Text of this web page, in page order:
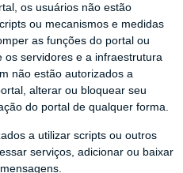
os usuários não estão
ou mecanismos e medidas
as funções do portal ou
servidores e a infraestrutura
não estão autorizados a
alterar ou bloquear seu
do portal de qualquer forma.
a utilizar scripts ou outros
serviços, adicionar ou baixar